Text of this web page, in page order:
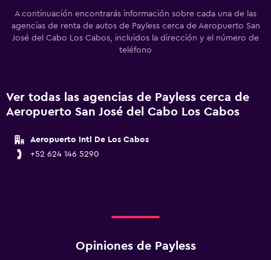
A continuación encontrarás información sobre cada una de las
agencias de renta de autos de Payless cerca de Aeropuerto San
José del Cabo Los Cabos, incluidos la dirección y el número de
teléfono
Ver todas las agencias de Payless cerca de
Aeropuerto San José del Cabo Los Cabos
Aeropuerto Intl De Los Cabos
+52 624 146 5290
Opiniones de Payless